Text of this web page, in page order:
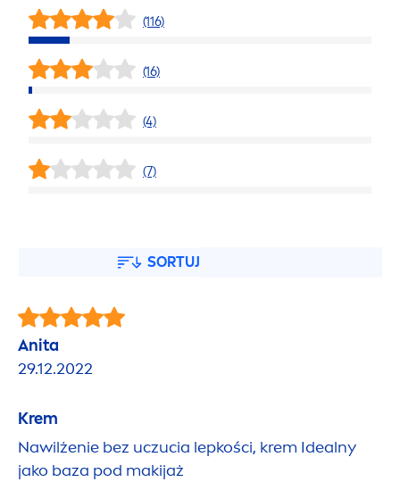
(116)
(16)
(4)
(7)
SORTUJ
Anita
29.12.2022
Krem
Nawilżenie bez uczucia lepkości, krem Idealny
jako baza pod makijaż